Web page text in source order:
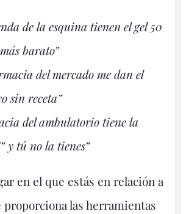
de la esquina tienen el gel 50
barato”
del mercado me dan el
sin receta”
del ambulatorio tiene la
y tú no la tienes”
en el que estás en relación a
las herramientas